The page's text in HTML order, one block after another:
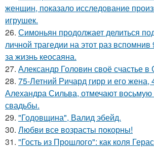
женщин, показало исследование
игрушек.
26. Симоньян продолжает делиться
личной трагедии на этот раз
за жизнь кеосаяна.
27. Александр Головин своё счастье
28. 75-Летний Ричард гирр и его жена,
Алехандра Сильва, отмечают
свадьбы.
29. "Годовщина", Валид эбейд.
30. Любви все возрасты покорны!
31. "Гость из Прошлого": как коля